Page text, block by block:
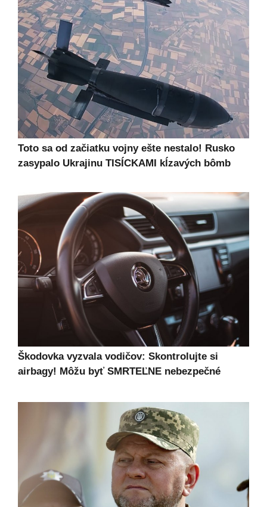
Toto sa od začiatku vojny ešte nestalo! Rusko
zasypalo Ukrajinu TISÍCKAMI kĺzavých bômb
Škodovka vyzvala vodičov: Skontrolujte si
airbagy! Môžu byť SMRTEĽNE nebezpečné